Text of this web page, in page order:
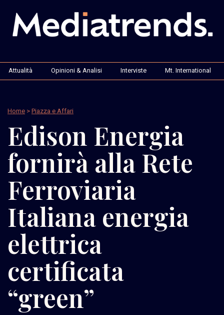
Attualità Opinioni & Analisi Interviste Mt. International
Home > Piazza e Affari
Edison Energia
fornirà alla Rete
Ferroviaria
Italiana energia
elettrica
certificata
“green”